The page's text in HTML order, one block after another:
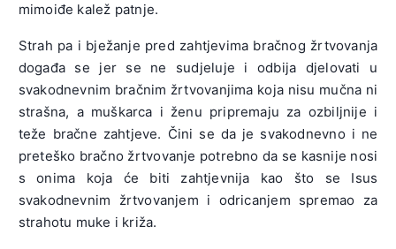
mimoiđe kalež patnje.
Strah pa i bježanje pred zahtjevima bračnog žrtvovanja
događa se jer se ne sudjeluje i odbija djelovati u
svakodnevnim bračnim žrtvovanjima koja nisu mučna ni
strašna, a muškarca i ženu pripremaju za ozbiljnije i
teže bračne zahtjeve. Čini se da je svakodnevno i ne
preteško bračno žrtvovanje potrebno da se kasnije nosi
s onima koja će biti zahtjevnija kao što se Isus
svakodnevnim žrtvovanjem i odricanjem spremao za
strahotu muke i križa.